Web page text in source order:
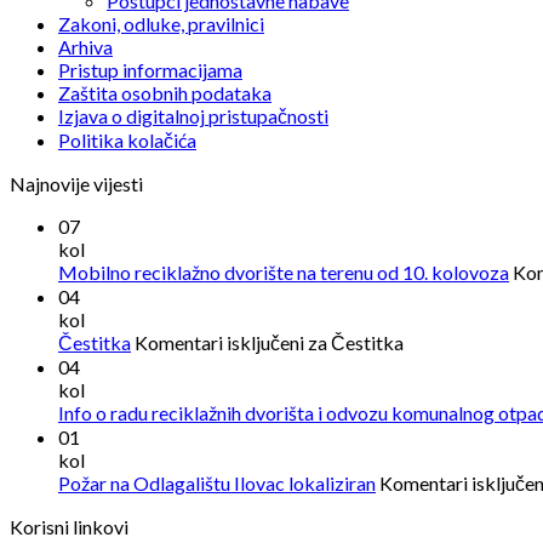
Zakoni, odluke, pravilnici
Arhiva
Pristup informacijama
Zaštita osobnih podataka
Izjava o digitalnoj pristupačnosti
Politika kolačića
Najnovije vijesti
07
kol
Mobilno reciklažno dvorište na terenu od 10. kolovoza
04
kol
Čestitka Komentari isključeni za Čestitka
04
kol
Info o radu reciklažnih dvorišta i odvozu komunalnog
01
kol
Požar na Odlagalištu Ilovac lokaliziran Komentari
Korisni linkovi